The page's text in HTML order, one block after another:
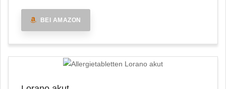
BEI AMAZON